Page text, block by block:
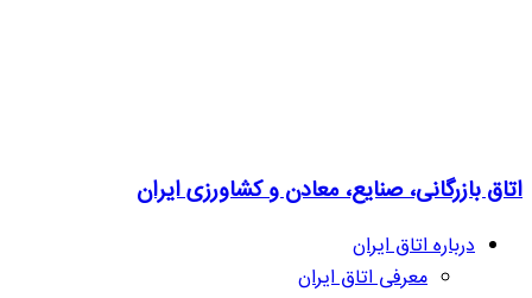
اتاق بازرگانی، صنایع، معادن و کشاورزی ایران
درباره اتاق ایران
معرفی اتاق ایران